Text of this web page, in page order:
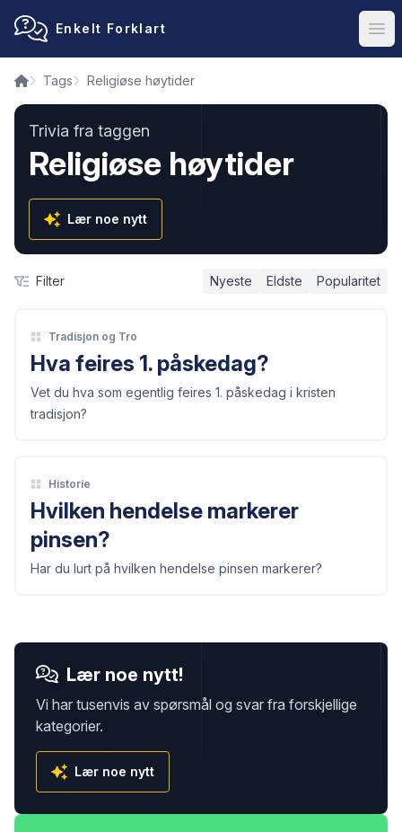
Enkelt Forklart
Tags Religiøse høytider
Trivia fra taggen
Religiøse høytider
Lær noe nytt
Filter Nyeste Eldste Popularitet
Tradisjon og Tro
Hva feires 1. påskedag?
Vet du hva som egentlig feires 1. påskedag i kristen
tradisjon?
Historie
Hvilken hendelse markerer
pinsen?
Har du lurt på hvilken hendelse pinsen markerer?
Lær noe nytt!
Vi har tusenvis av spørsmål og svar fra forskjellige
kategorier.
Lær noe nytt